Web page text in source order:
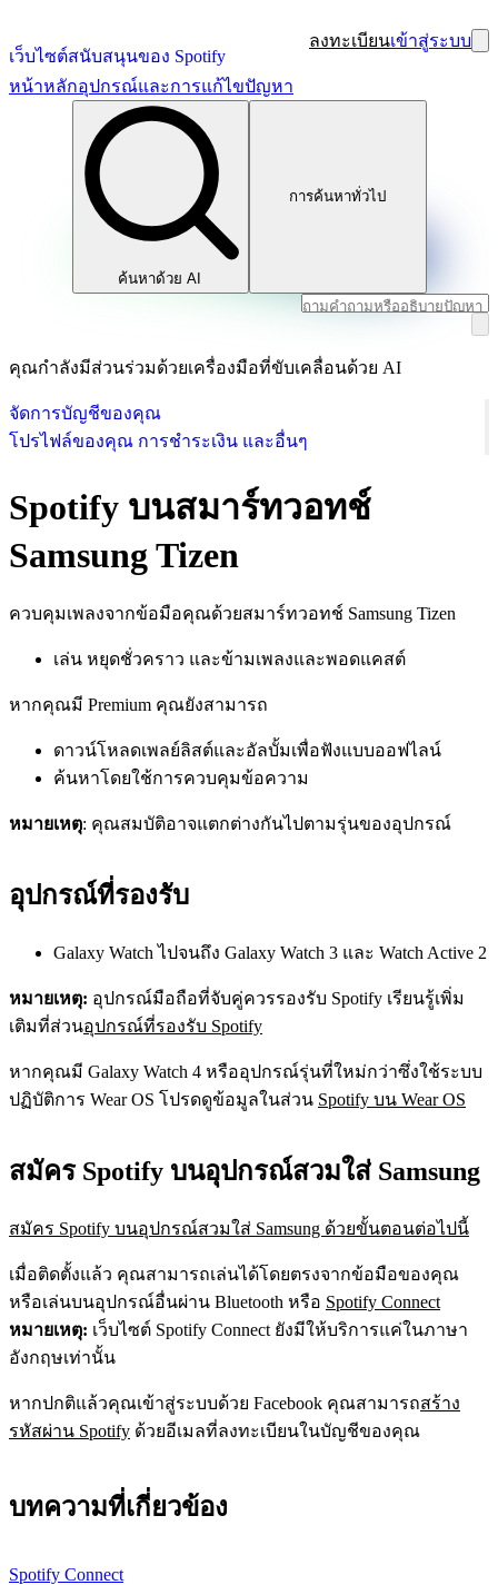
เว็บไซต์สนับสนุนของ Spotify
ลงทะเบียนเข้าสู่ระบบ
หน้าหลักอุปกรณ์และการแก้ไขปัญหา
ค้นหาด้วย AI
การค้นหาทั่วไป
คุณกำลังมีส่วนร่วมด้วยเครื่องมือที่ขับเคลื่อนด้วย AI
จัดการบัญชีของคุณ
โปรไฟล์ของคุณ การชำระเงิน และอื่นๆ
Spotify บนสมาร์ทวอทช์
Samsung Tizen
ควบคุมเพลงจากข้อมือคุณด้วยสมาร์ทวอทช์ Samsung Tizen
เล่น หยุดชั่วคราว และข้ามเพลงและพอดแคสต์
หากคุณมี Premium คุณยังสามารถ
ดาวน์โหลดเพลย์ลิสต์และอัลบั้มเพื่อฟังแบบออฟไลน์
ค้นหาโดยใช้การควบคุมข้อความ
หมายเหตุ: คุณสมบัติอาจแตกต่างกันไปตามรุ่นของอุปกรณ์
อุปกรณ์ที่รองรับ
Galaxy Watch ไปจนถึง Galaxy Watch 3 และ Watch Active 2
หมายเหตุ: อุปกรณ์มือถือที่จับคู่ควรรองรับ Spotify เรียนรู้เพิ่ม
เติมที่ส่วนอุปกรณ์ที่รองรับ Spotify
หากคุณมี Galaxy Watch 4 หรืออุปกรณ์รุ่นที่ใหม่กว่าซึ่งใช้ระบบ
ปฏิบัติการ Wear OS โปรดดูข้อมูลในส่วน Spotify บน Wear OS
สมัคร Spotify บนอุปกรณ์สวมใส่ Samsung
สมัคร Spotify บนอุปกรณ์สวมใส่ Samsung ด้วยขั้นตอนต่อไปนี้
เมื่อติดตั้งแล้ว คุณสามารถเล่นได้โดยตรงจากข้อมือของคุณ
หรือเล่นบนอุปกรณ์อื่นผ่าน Bluetooth หรือ Spotify Connect
หมายเหตุ: เว็บไซต์ Spotify Connect ยังมีให้บริการแค่ในภาษา
อังกฤษเท่านั้น
หากปกติแล้วคุณเข้าสู่ระบบด้วย Facebook คุณสามารถสร้าง
รหัสผ่าน Spotify ด้วยอีเมลที่ลงทะเบียนในบัญชีของคุณ
บทความที่เกี่ยวข้อง
Spotify Connect